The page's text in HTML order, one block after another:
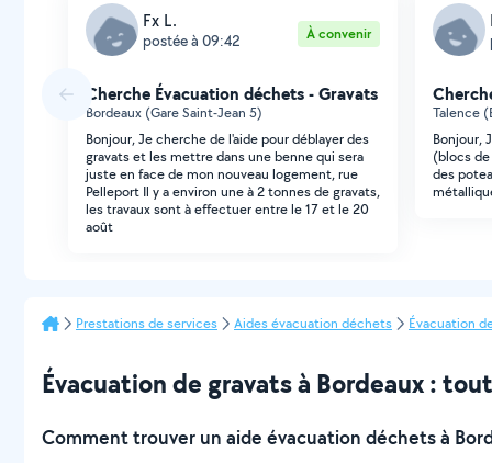
Fx L.
postée à 09:42 À convenir
Cherche Évacuation déchets - Gravats
Bordeaux (Gare Saint-Jean 5)
Bonjour, Je cherche de l'aide pour déblayer des
gravats et les mettre dans une benne qui sera
juste en face de mon nouveau logement, rue
Pelleport Il y a environ une à 2 tonnes de gravats,
les travaux sont à effectuer entre le 17 et le 20
août
Talence
Bonjour,
(blocs
des
Prestations de services Aides évacuation déchets Évacuation
Évacuation de gravats à Bordeaux :
Comment trouver un aide évacuation déchets à